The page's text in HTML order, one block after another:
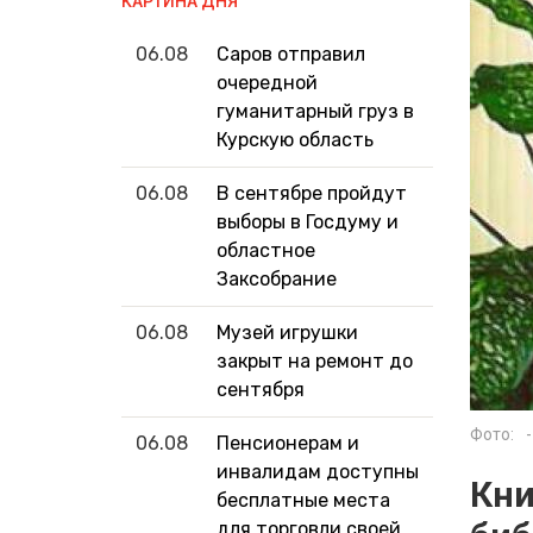
06.08
Саров отправил
очередной
гуманитарный груз в
Курскую область
06.08
В сентябре пройдут
выборы в Госдуму и
областное
Заксобрание
06.08
Музей игрушки
закрыт на ремонт до
сентября
06.08
Пенсионерам и
инвалидам доступны
бесплатные места
Фото: -